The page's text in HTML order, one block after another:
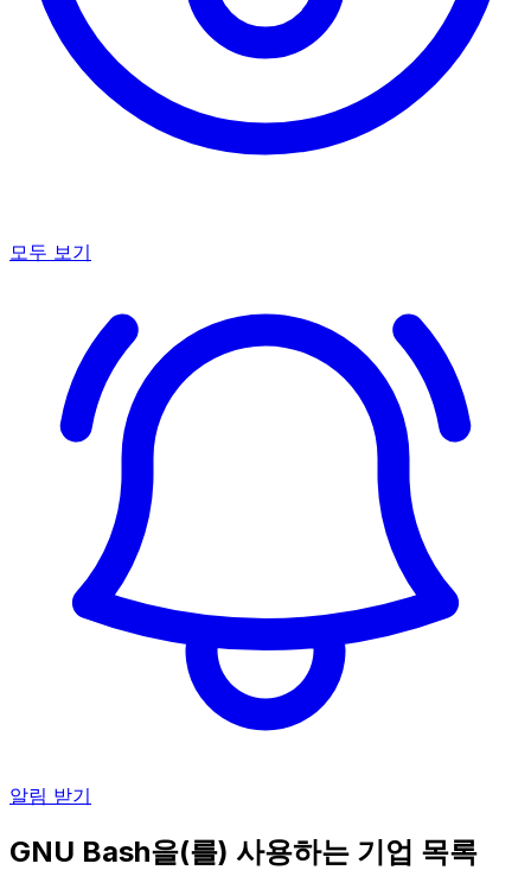
모두 보기
알림 받기
GNU Bash을(를) 사용하는 기업 목록